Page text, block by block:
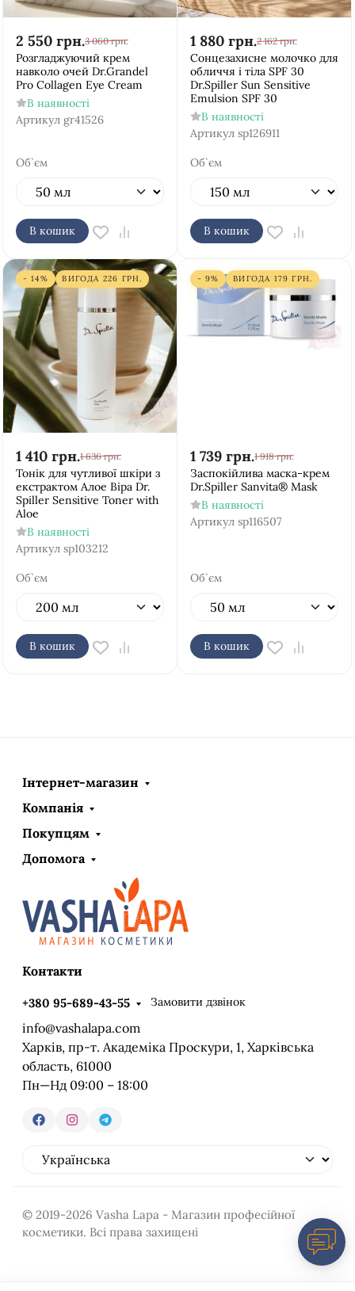
2 550 грн.3 060 грн.
Розгладжуючий крем
навколо очей Dr.Grandel
Pro Collagen Eye Cream
В наявності
Артикул gr41526
Об`єм
В кошик
1 880 грн.2 162 грн.
Сонцезахисне молочко для
обличчя і тіла SPF 30
Dr.Spiller Sun Sensitive
Emulsion SPF 30
В наявності
Артикул sp126911
Об`єм
В кошик
- 14% ВИГОДА 226 ГРН.
1 410 грн.1 636 грн.
Тонік для чутливої шкіри з
екстрактом Алое Віра Dr.
Spiller Sensitive Toner with
Aloe
В наявності
Артикул sp103212
Об`єм
В кошик
- 9% ВИГОДА 179 ГРН.
1 739 грн.1 918 грн.
Заспокійлива маска-крем
Dr.Spiller Sanvita® Mask
В наявності
Артикул sp116507
Об`єм
В кошик
Інтернет-магазин
Компанія
Покупцям
Допомога
Контакти
+380 95-689-43-55 Замовити дзвінок
info@vashalapa.com
Харків, пр-т. Академіка Проскури, 1, Харківська
область, 61000
Пн—Нд 09:00 – 18:00
© 2019-2026 Vasha Lapa - Магазин професійної
косметики. Всі права захищені